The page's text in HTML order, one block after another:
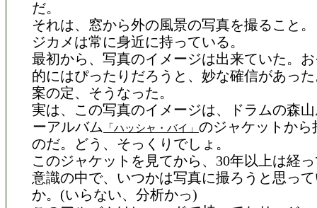
だ。
それは、窓から外の風景の写真を撮ること
ジカメは常に身近に持っている。
最初から、写真のイメージは出来ていた。
的にはぴったりだろうと、妙な確信があっ
案の定、そうなった。
実は、この写真のイメージは、ドラムの森
ーアルバム
「ハッシャ・バイ」 のジャケットから
のだ。どう、そっくりでしょ。
このジャケットを見てから、30年以上は経
意識の中で、いつかは写真に撮ろうと思っ
か。(いらない、分析かっ)